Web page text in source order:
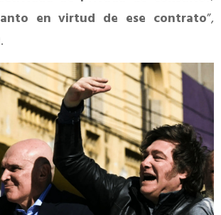
en virtud de ese contrato”,
.